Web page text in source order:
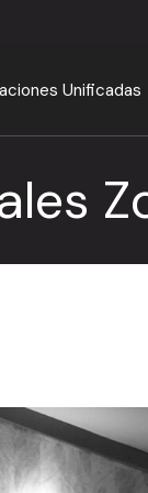
Unificadas